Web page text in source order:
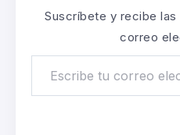
Suscríbete y recibe las
correo